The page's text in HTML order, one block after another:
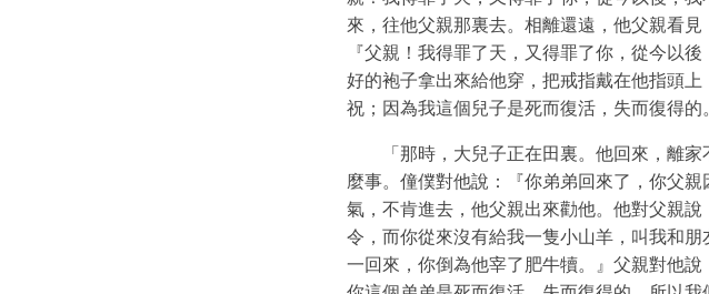
來，往他父親那裏去。相離還遠，他父親看
『父親！我得罪了天，又得罪了你，從今以
好的袍子拿出來給他穿，把戒指戴在他指頭
祝；因為我這個兒子是死而復活，失而復得的
「那時，大兒子正在田裏。他回來，離
麼事。僮僕對他說：『你弟弟回來了，你父
氣，不肯進去，他父親出來勸他。他對父親
令，而你從來沒有給我一隻小山羊，叫我和
一回來，你倒為他宰了肥牛犢。』父親對他